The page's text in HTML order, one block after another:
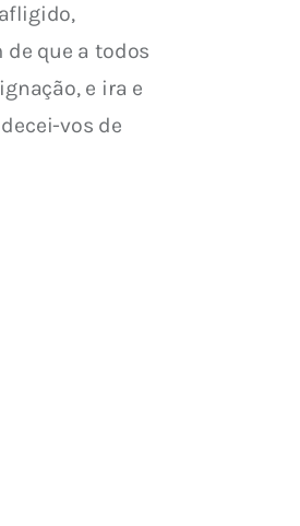
que a todos
e ira e
vos de